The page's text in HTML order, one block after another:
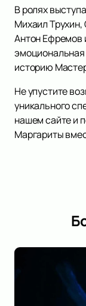
В ролях
Михаил
Антон Ефремов
эмоциональная
историю
Не упустите
уникального
нашем сайте и
Маргариты